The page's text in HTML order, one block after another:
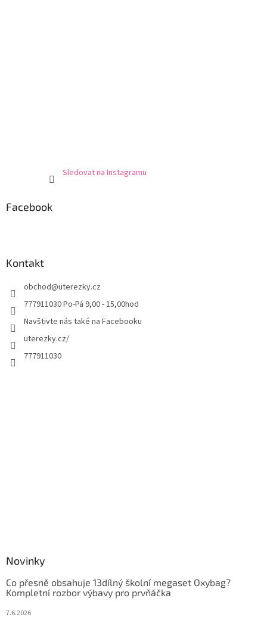
Sledovat na Instagramu
Facebook
Kontakt
obchod@uterezky.cz
777911030 Po-Pá 9,00 - 15,00hod
Navštivte nás také na Facebooku
uterezky.cz/
777911030
Novinky
Co přesně obsahuje 13dílný školní megaset Oxybag?
Kompletní rozbor výbavy pro prvňáčka
7.6.2026